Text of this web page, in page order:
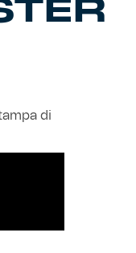
di